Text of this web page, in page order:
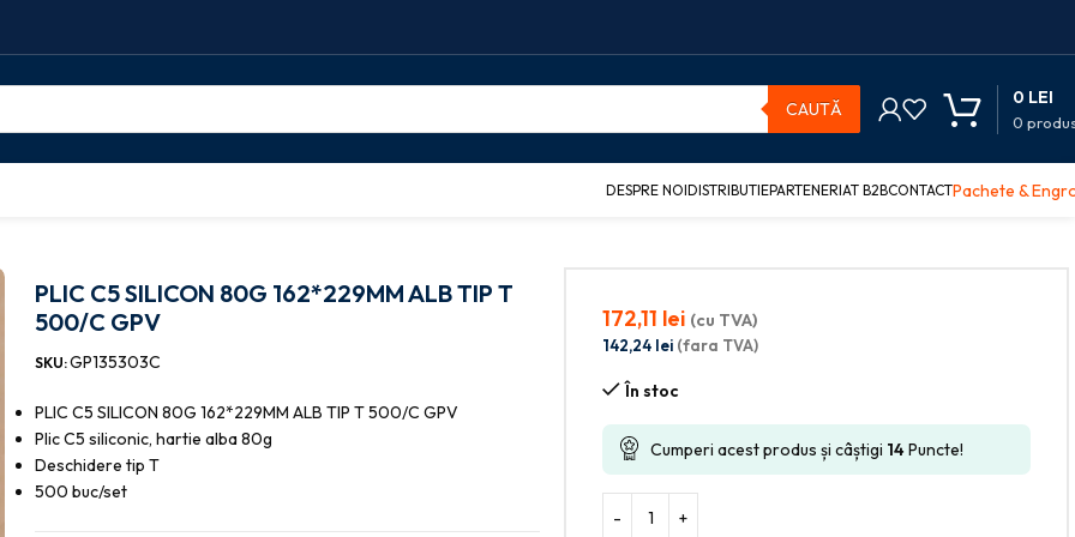
CAUTĂ
0
0 LEI
DESPRE NOIDISTRIBUTIEPARTENERIAT B2BCONTACTPachete &
PLIC C5 SILICON 80G 162*229MM ALB TIP T
500/C GPV
SKU:GP135303C
PLIC C5 SILICON 80G 162*229MM ALB TIP T 500/C GPV
Plic C5 siliconic, hartie alba 80g
Deschidere tip T
500 buc/set
172,11 lei (cu TVA)
142,24 lei (fara TVA)
În stoc
Cumperi acest produs și câștigi 14Puncte!